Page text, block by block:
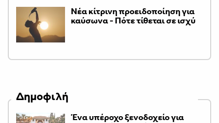
Νέα κίτρινη προειδοποίηση για
καύσωνα - Πότε τίθεται σε ισχύ
Δημοφιλή
Ένα υπέροχο ξενοδοχείο για